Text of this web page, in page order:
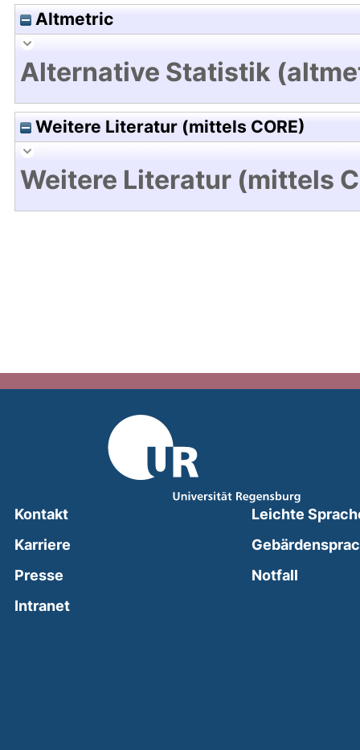
Altmetric
Alternative Statistik
Weitere Literatur (mittels CORE)
Weitere Literatur (mittels
Kontakt
Karriere
Presse
Intranet(external link, opens in a new window)
Leichte
Notfall